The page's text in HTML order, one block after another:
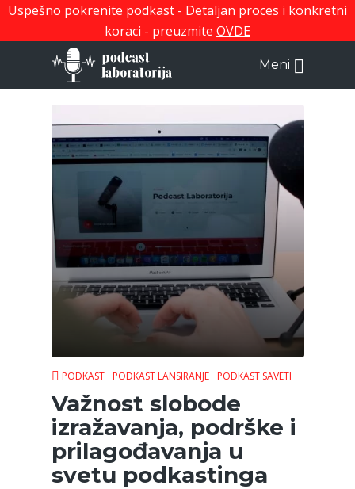
Uspešno pokrenite podkast - Detaljan proces i konkretni
koraci - preuzmite OVDE
Meni
PODKAST PODKAST LANSIRANJE PODKAST SAVETI
Važnost slobode
izražavanja, podrške i
prilagođavanja u
svetu podkastinga